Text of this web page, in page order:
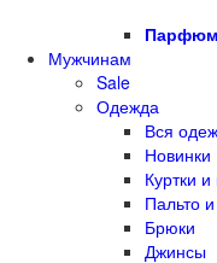
Парфюм
Мужчинам
Sale
Одежда
Вся
Новинки
Куртки и
Пальто
Брюки
Джинсы